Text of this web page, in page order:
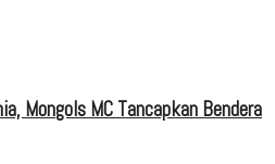
Mongols MC Tancapkan Bendera